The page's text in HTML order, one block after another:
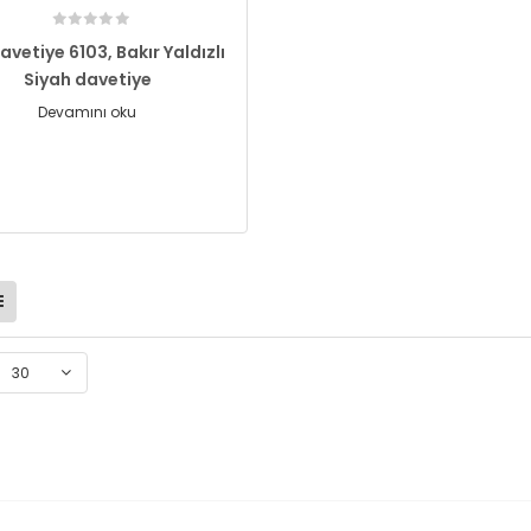
6103, Bakır Yaldızlı
Siyah davetiye
Devamını oku
30